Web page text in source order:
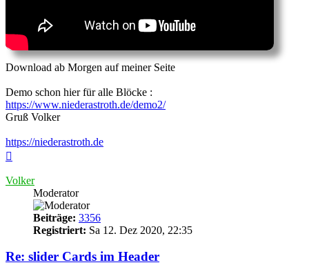
Download ab Morgen auf meiner Seite
Demo schon hier für alle Blöcke :
https://www.niederastroth.de/demo2/
Gruß Volker
https://niederastroth.de
Volker
Moderator
Beiträge: 3356
Registriert: Sa 12. Dez 2020, 22:35
Re: slider Cards im Header